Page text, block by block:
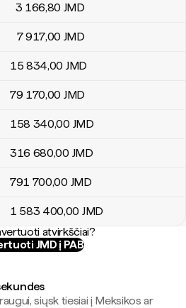
3 166,80 JMD
7 917,00 JMD
15 834,00 JMD
79 170,00 JMD
158 340,00 JMD
316 680,00 JMD
791 700,00 JMD
1 583 400,00 JMD
atvirkščiai?
JMD į PAB
siųsk tiesiai į Meksikos ar